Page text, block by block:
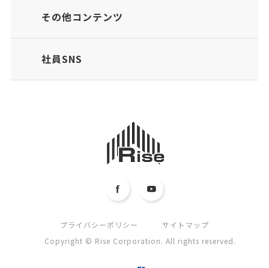
その他コンテンツ
社員SNS
プライバシーポリシー
サイトマップ
Copyright © Rise Corporation. All rights reserved.